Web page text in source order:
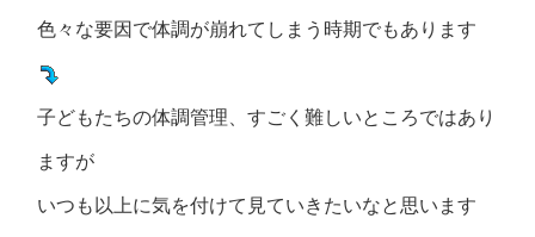
色々な要因で体調が崩れてしまう時期でもあります
子どもたちの体調管理、すごく難しいところではあり
ますが
いつも以上に気を付けて見ていきたいなと思います